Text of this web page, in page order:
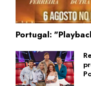
Portugal: